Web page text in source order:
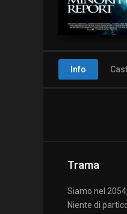
Info Cast
Trama
Siamo nel
Niente di